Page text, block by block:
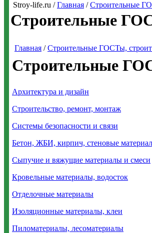
Stroy-life.ru /Главная /Строительные
Строительные
Главная /Строительные ГОСТы,
Строительные
Архитектура и дизайн
Строительство, ремонт, монтаж
Системы безопасности и связи
Бетон, ЖБИ, кирпич, стеновые
Сыпучие и вяжущие материалы и смеси
Кровельные материалы, водосток
Отделочные материалы
Изоляционные материалы, клеи
Пиломатериалы, лесоматериалы